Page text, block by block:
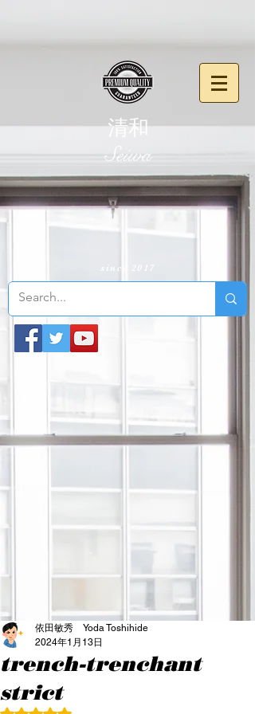
清和
​Seiwa
since 2017
trench-trenchant
strict
依田敏秀 Yoda Toshihide
2024年1月13日